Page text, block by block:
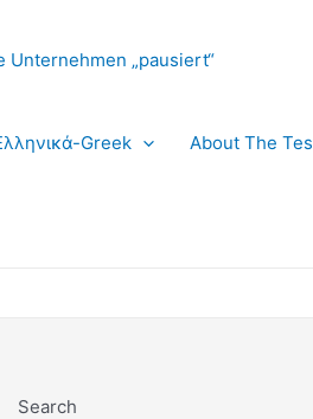
Unternehmen „pausiert“
Greek About The
Search